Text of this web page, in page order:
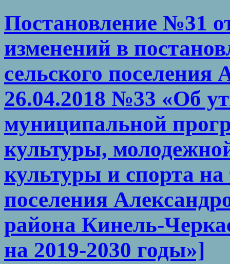
Постановление №31
изменений в
сельского поселения
26.04.2018 №33 «Об
муниципальной
культуры,
культуры и спорта на
поселения
района Кинель-
на 2019-2030 годы»]